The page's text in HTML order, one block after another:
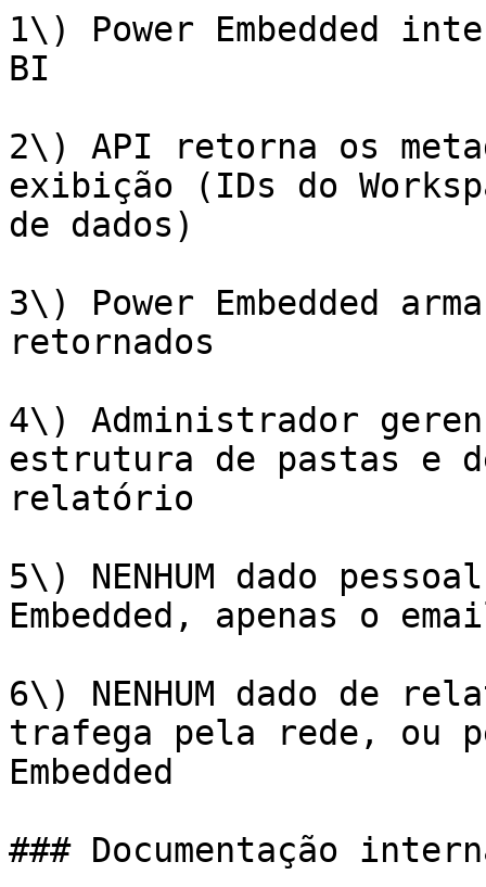
1\) Power Embedded
BI
2\) API retorna os
exibição (IDs do
de dados)
3\) Power Embedded
retornados
4\) Administrador
estrutura de pastas e
relatório
5\) NENHUM dado
Embedded, apenas o
6\) NENHUM dado de
trafega pela rede, ou
Embedded
### Documentação